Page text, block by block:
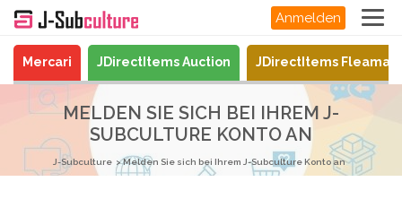
Anmelden
Mercari JDirectItems Auction JDirectItems
MELDEN SIE SICH BEI IHREM J-
SUBCULTURE KONTO AN
J-Subculture Melden Sie sich bei Ihrem J-Subculture Konto an